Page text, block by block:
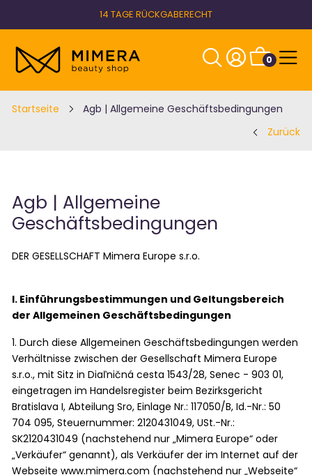
14 TAGE RÜCKGABERECHT
0
Startseite
Agb | Allgemeine Geschäftsbedingungen
Zurück
Agb | Allgemeine
Geschäftsbedingungen
DER GESELLSCHAFT Mimera Europe s.r.o.
I. Einführungsbestimmungen und Geltungsbereich
der Allgemeinen Geschäftsbedingungen
1. Durch diese Allgemeinen Geschäftsbedingungen werden
Verhältnisse zwischen der Gesellschaft Mimera Europe
s.r.o., mit Sitz inDiaľničná cesta 1543/28, Senec -903 01,
eingetragen im Handelsregister beim Bezirksgericht
Bratislava I, Abteilung Sro, Einlage Nr.: 117050/B, Id.-Nr.: 50
704 095, Steuernummer: 2120431049, USt.-Nr.:
SK2120431049 (nachstehend nur „Mimera Europe“ oder
„Verkäufer“ genannt), als Verkäufer der im Internet auf der
Webseite www.mimera.com (nachstehend nur „Webseite“